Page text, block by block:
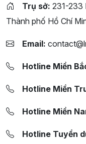
Trụ sở: 231-233
Thành phố Hồ Chí
Email:
Hotline Miền
Hotline Miền
Hotline Miền
Hotline Tuyển